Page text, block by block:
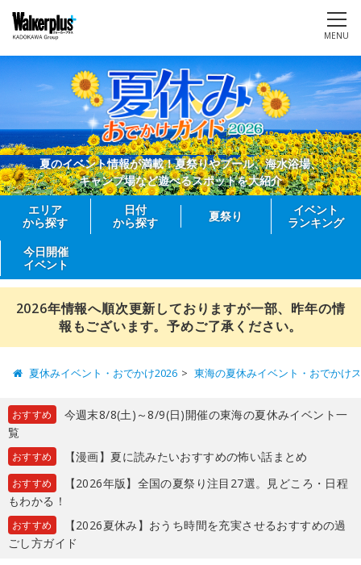
MENU
夏のイベント情報が満載！夏祭りやプール、海水浴場、
キャンプ場など遊べるスポットを大紹介
エリア
から探す
日付
から探す
夏祭り
イベント
ランキング
今日開催
イベント
2026年情報へ順次更新しておりますが一部、昨年の情
報もございます。予めご了承ください。
夏休みイベント・おでかけ2026 東海の夏休みイベント・おでかけ
おすすめ
今週末8/8(土)～8/9(日)開催の東海の夏休みイベント一
覧
おすすめ 【漫画】夏に読みたいおすすめの怖い話まとめ
おすすめ
【2026年版】全国の夏祭り注目27選。見どころ・日程
もわかる！
おすすめ
【2026夏休み】おうち時間を充実させるおすすめの過
ごし方ガイド